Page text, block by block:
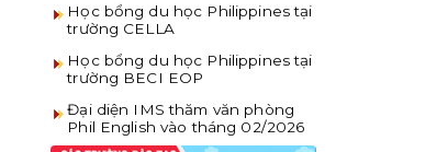
Học bổng du học Philippines tại
trường CELLA
Học bổng du học Philippines tại
trường BECI EOP
Đại diện IMS thăm văn phòng
Phil English vào tháng 02/2026